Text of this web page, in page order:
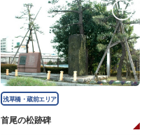
浅草橋・蔵前エリア
首尾の松跡碑